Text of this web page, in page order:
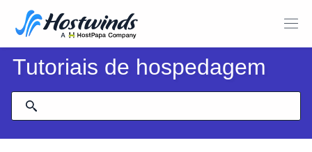
Tutoriais de hospedagem